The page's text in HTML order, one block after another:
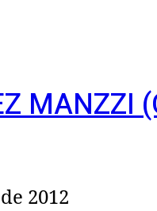
MANZZI
2012